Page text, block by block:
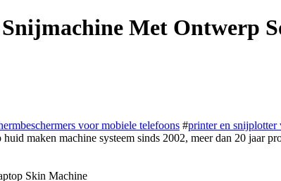
Met Ontwerp
voor mobiele telefoons #printer en
maken machine systeem sinds 2002, meer dan 20 jaar